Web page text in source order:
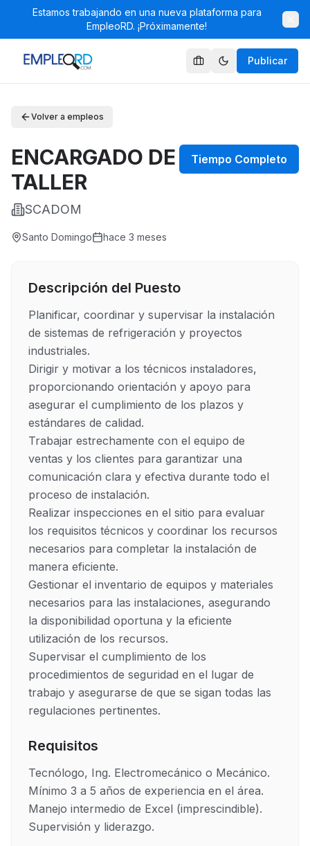
Estamos trabajando en una nueva plataforma para
EmpleoRD. ¡Próximamente!
Publicar
Volver a empleos
ENCARGADO DE
TALLER
SCADOM
Tiempo Completo
Santo Domingo hace 3 meses
Descripción del Puesto
Planificar, coordinar y supervisar la instalación
de sistemas de refrigeración y proyectos
industriales.
Dirigir y motivar a los técnicos instaladores,
proporcionando orientación y apoyo para
asegurar el cumplimiento de los plazos y
estándares de calidad.
Trabajar estrechamente con el equipo de
ventas y los clientes para garantizar una
comunicación clara y efectiva durante todo el
proceso de instalación.
Realizar inspecciones en el sitio para evaluar
los requisitos técnicos y coordinar los recursos
necesarios para completar la instalación de
manera eficiente.
Gestionar el inventario de equipos y materiales
necesarios para las instalaciones, asegurando
la disponibilidad oportuna y la eficiente
utilización de los recursos.
Supervisar el cumplimiento de los
procedimientos de seguridad en el lugar de
trabajo y asegurarse de que se sigan todas las
regulaciones pertinentes.
Requisitos
Tecnólogo, Ing. Electromecánico o Mecánico.
Mínimo 3 a 5 años de experiencia en el área.
Manejo intermedio de Excel (imprescindible).
Supervisión y liderazgo.